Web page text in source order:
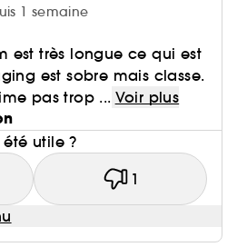
1 semaine
est très longue ce qui est
est sobre mais classe.
pas trop ... Voir plus
utile ?
1